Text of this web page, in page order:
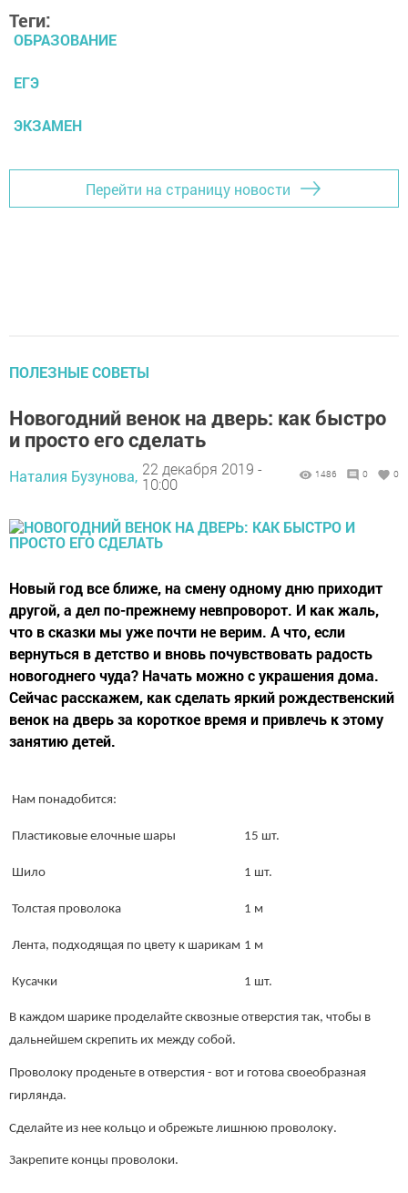
Теги:
ОБРАЗОВАНИЕ
ЕГЭ
ЭКЗАМЕН
Перейти на страницу новости
ПОЛЕЗНЫЕ СОВЕТЫ
Новогодний венок на дверь: как быстро
и просто его сделать
Наталия Бузунова, 22 декабря 2019 -
10:00
1486 0 0
Новый год все ближе, на смену одному дню приходит
другой, а дел по-прежнему невпроворот. И как жаль,
что в сказки мы уже почти не верим. А что, если
вернуться в детство и вновь почувствовать радость
новогоднего чуда? Начать можно с украшения дома.
Сейчас расскажем, как сделать яркий рождественский
венок на дверь за короткое время и привлечь к этому
занятию детей.
Нам понадобится:
Пластиковые елочные шары 15 шт.
Шило 1 шт.
Толстая проволока 1 м
Лента, подходящая по цвету к шарикам 1 м
Кусачки 1 шт.
В каждом шарике проделайте сквозные отверстия так, чтобы в
дальнейшем скрепить их между собой.
Проволоку проденьте в отверстия - вот и готова своеобразная
гирлянда.
Сделайте из нее кольцо и обрежьте лишнюю проволоку.
Закрепите концы проволоки.